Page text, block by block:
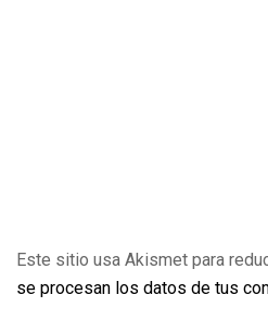
Este sitio usa Akismet para
se procesan los datos de tus